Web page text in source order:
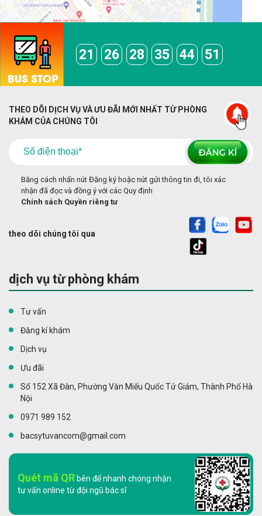
21 26 28 35 44 51
THEO DÕI DỊCH VỤ VÀ ƯU ĐÃI MỚI NHẤT TỪ PHÒNG
KHÁM CỦA CHÚNG TÔI
Bằng cách nhấn nút Đăng ký hoặc nút gửi thông tin đi, tôi xác
nhận đã đọc và đồng ý với các Quy định
Chính sách Quyền riêng tư
theo dõi chúng tôi qua
dịch vụ từ phòng khám
Tư vấn
Đăng kí khám
Dịch vụ
Ưu đãi
Số 152 Xã Đàn, Phường Văn Miếu Quốc Tử Giám, Thành Phố Hà
Nội
0971 989 152
bacsytuvancom@gmail.com
Quét mã QR bên để nhanh chóng nhận
tư vấn online từ đội ngũ bác sĩ